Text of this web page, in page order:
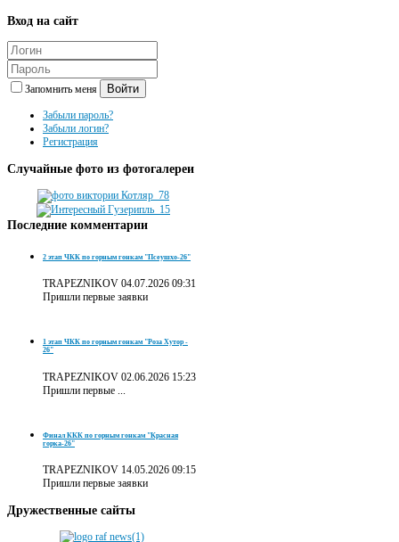
Вход на сайт
Запомнить меня Войти
Забыли пароль?
Забыли логин?
Регистрация
Случайные фото из фотогалереи
Последние комментарии
2 этап ЧКК по горным гонкам "Псеушхо-26"
TRAPEZNIKOV 04.07.2026 09:31
Пришли первые заявки
1 этап ЧКК по горным гонкам "Роза Хутор -
26"
TRAPEZNIKOV 02.06.2026 15:23
Пришли первые ...
Финал ККК по горным гонкам "Красная
горка-26"
TRAPEZNIKOV 14.05.2026 09:15
Пришли первые заявки
Дружественные сайты